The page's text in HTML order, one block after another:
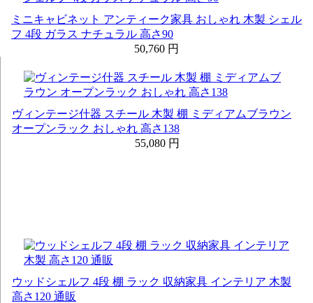
ミニキャビネット アンティーク家具 おしゃれ 木製 シェル
フ 4段 ガラス ナチュラル 高さ90
50,760 円
ヴィンテージ什器 スチール 木製 棚 ミディアムブラウン
オープンラック おしゃれ 高さ138
55,080 円
ウッドシェルフ 4段 棚 ラック 収納家具 インテリア 木製
高さ120 通販